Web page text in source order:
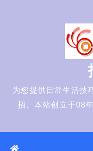
为您提供日常生活技
招。本站创立于08